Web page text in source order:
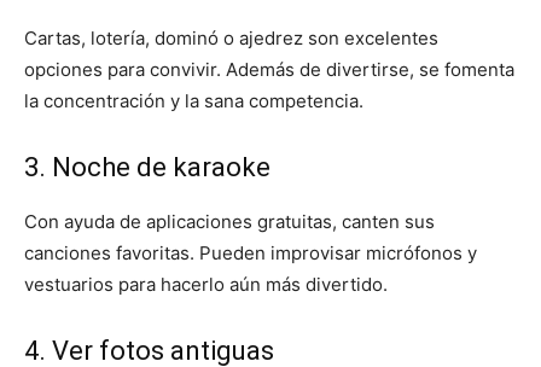
Cartas, lotería, dominó o ajedrez son excelentes
opciones para convivir. Además de divertirse, se fomenta
la concentración y la sana competencia.
3. Noche de karaoke
Con ayuda de aplicaciones gratuitas, canten sus
canciones favoritas. Pueden improvisar micrófonos y
vestuarios para hacerlo aún más divertido.
4. Ver fotos antiguas